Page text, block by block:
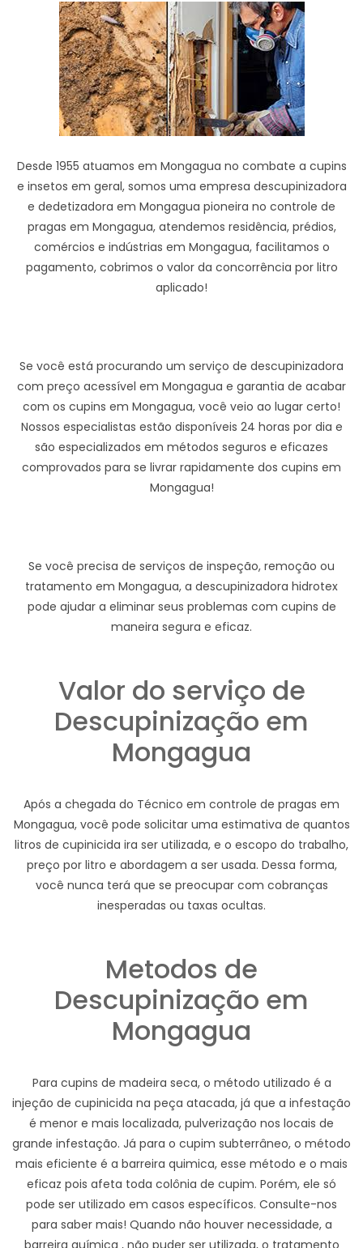
Desde 1955 atuamos em Mongagua no combate a cupins
e insetos em geral, somos uma empresa descupinizadora
e dedetizadora em Mongagua pioneira no controle de
pragas em Mongagua, atendemos residência, prédios,
comércios e indústrias em Mongagua, facilitamos o
pagamento, cobrimos o valor da concorrência por litro
aplicado!
Se você está procurando um serviço de descupinizadora
com preço acessível em Mongagua e garantia de acabar
com os cupins em Mongagua, você veio ao lugar certo!
Nossos especialistas estão disponíveis 24 horas por dia e
são especializados em métodos seguros e eficazes
comprovados para se livrar rapidamente dos cupins em
Mongagua!
Se você precisa de serviços de inspeção, remoção ou
tratamento em Mongagua, a descupinizadora hidrotex
pode ajudar a eliminar seus problemas com cupins de
maneira segura e eficaz.
Valor do serviço de
Descupinização em
Mongagua
Após a chegada do Técnico em controle de pragas em
Mongagua, você pode solicitar uma estimativa de quantos
litros de cupinicida ira ser utilizada, e o escopo do trabalho,
preço por litro e abordagem a ser usada. Dessa forma,
você nunca terá que se preocupar com cobranças
inesperadas ou taxas ocultas.
Metodos de
Descupinização em
Mongagua
Para cupins de madeira seca, o método utilizado é a
injeção de cupinicida na peça atacada, já que a infestação
é menor e mais localizada, pulverização nos locais de
grande infestação. Já para o cupim subterrâneo, o método
mais eficiente é a barreira quimica, esse método e o mais
eficaz pois afeta toda colônia de cupim. Porém, ele só
pode ser utilizado em casos específicos. Consulte-nos
para saber mais! Quando não houver necessidade, a
barreira química , não puder ser utilizada, o tratamento